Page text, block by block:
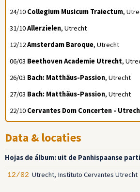
24/10 Collegium Musicum Traiectum,
31/10Allerzielen, Utrecht
12/12Amsterdam Baroque, Utrecht
06/03 Beethoven Academie Utrecht,
26/03 Bach: Matthäus-Passion, Utrecht
27/03 Bach: Matthäus-Passion, Utrecht
22/10 Cervantes Dom Concerten -
Data & locaties
Hojas de álbum: uit de Panhispaanse
12/02 Utrecht, Instituto Cervantes Utrecht